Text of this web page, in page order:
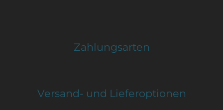
Zahlungsarten
Versand- und Lieferoptionen